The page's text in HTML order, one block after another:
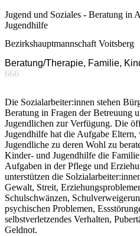
Jugend und Soziales - Beratung in
Jugendhilfe
Bezirkshauptmannschaft Voitsberg
Beratung/Therapie, Familie,
666
Die Sozialarbeiter:innen stehen
Beratung in Fragen der Betreuung
Jugendlichen zur Verfügung. Die
Jugendhilfe hat die Aufgabe Eltern,
Jugendliche zu deren Wohl zu
Kinder- und Jugendhilfe die
Aufgaben in der Pflege und
unterstützen die
Gewalt, Streit,
Schulschwänzen,
psychischen Problemen,
selbstverletzendes Verhalten,
Geldnot.